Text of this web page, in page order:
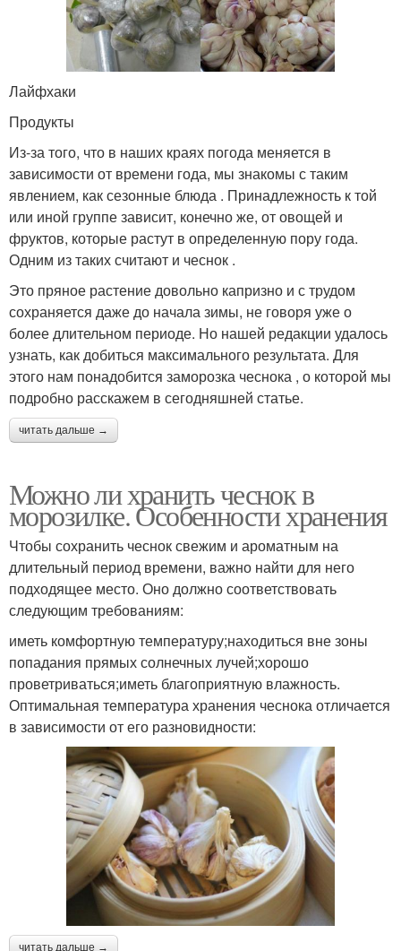
Лайфхаки
Продукты
Из-за того, что в наших краях погода меняется в
зависимости от времени года, мы знакомы с таким
явлением, как сезонные блюда . Принадлежность к той
или иной группе зависит, конечно же, от овощей и
фруктов, которые растут в определенную пору года.
Одним из таких считают и чеснок .
Это пряное растение довольно капризно и с трудом
сохраняется даже до начала зимы, не говоря уже о
более длительном периоде. Но нашей редакции удалось
узнать, как добиться максимального результата. Для
этого нам понадобится заморозка чеснока , о которой мы
подробно расскажем в сегодняшней статье.
читать дальше →
Можно ли хранить чеснок в
морозилке. Особенности хранения
Чтобы сохранить чеснок свежим и ароматным на
длительный период времени, важно найти для него
подходящее место. Оно должно соответствовать
следующим требованиям:
иметь комфортную температуру;находиться вне зоны
попадания прямых солнечных лучей;хорошо
проветриваться;иметь благоприятную влажность.
Оптимальная температура хранения чеснока отличается
в зависимости от его разновидности:
читать дальше →